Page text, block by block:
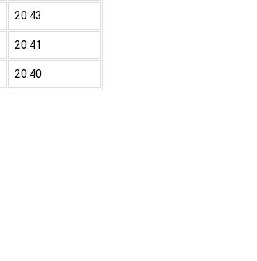
20:43
20:41
20:40